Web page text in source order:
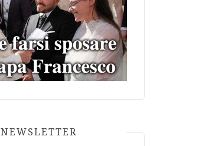
NEWSLETTER